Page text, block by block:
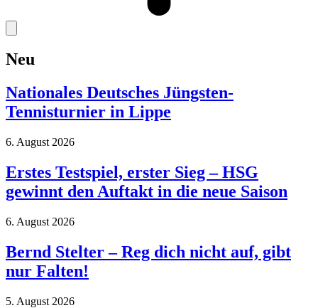
Neu
Nationales Deutsches Jüngsten-
Tennisturnier in Lippe
6. August 2026
Erstes Testspiel, erster Sieg – HSG
gewinnt den Auftakt in die neue Saison
6. August 2026
Bernd Stelter – Reg dich nicht auf, gibt
nur Falten!
5. August 2026